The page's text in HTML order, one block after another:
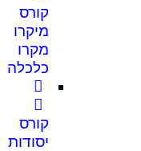
קורס
מיקרו
מקרו
כלכלה
קורס
יסודות